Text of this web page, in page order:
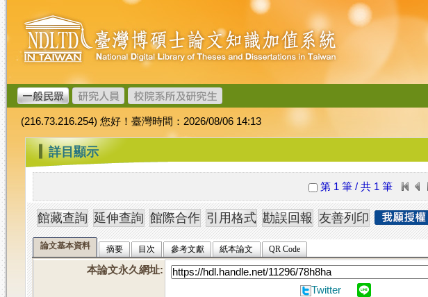
跳
到
主
要
內
容
臺
灣
博
碩
士
論
文
加
值
系
統
(216.73.216.254) 您好！臺灣時間：2026/08/06 14:13
::: 詳目顯示
第 1 筆 / 共 1 筆
論文基本資料 摘要 目次 參考文獻 紙本論文 QR Code
本論文永久網址:
Twitter